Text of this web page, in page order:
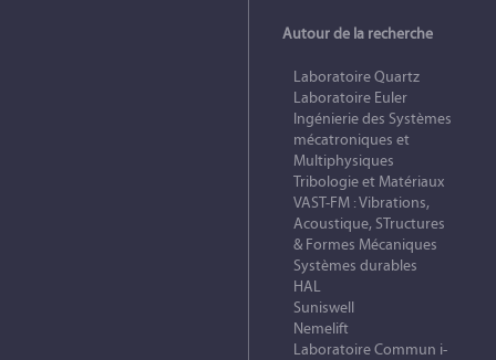
Autour de la recherche
Laboratoire Quartz
Laboratoire Euler
Ingénierie des Systèmes
mécatroniques et
Multiphysiques
Tribologie et Matériaux
VAST-FM : Vibrations,
Acoustique, STructures
& Formes Mécaniques
Systèmes durables
HAL
Suniswell
Nemelift
Laboratoire Commun i-